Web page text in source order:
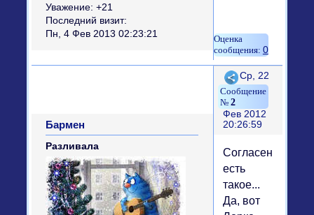
Уважение: +21
Последний визит:
Пн, 4 Фев 2013 02:23:21
0
Поделиться
2
Ср, 22
Фев 2012
20:26:59
Бармен
Разливала
Согласен,
есть
такое...
Да, вот